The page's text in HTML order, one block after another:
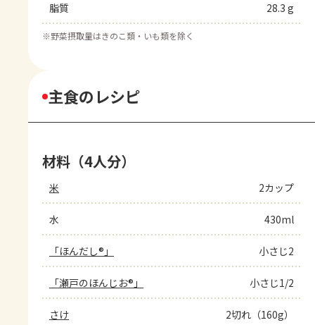
脂質 28.3 g
※野菜摂取量はきのこ類・いも類を除く
主食のレシピ
材料（4人分）
米 2カップ
水 430ml
「ほんだし®」 小さじ2
「瀬戸のほんじお®」 小さじ1/2
さけ 2切れ（160g）